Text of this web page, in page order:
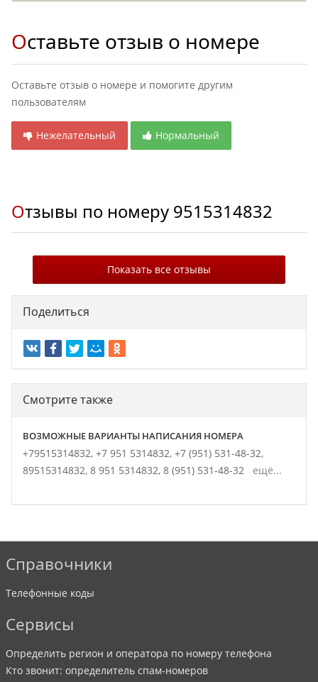
Оставьте отзыв о номере
Оставьте отзыв о номере и помогите другим
пользователям
Нежелательный Нормальный
Отзывы по номеру 9515314832
Показать все отзывы
Поделиться
Смотрите также
ВОЗМОЖНЫЕ ВАРИАНТЫ НАПИСАНИЯ НОМЕРА
+79515314832, +7 951 5314832, +7 (951) 531-48-32,
89515314832, 8 951 5314832, 8 (951) 531-48-32 ещё...
Справочники
Телефонные коды
Сервисы
Определить регион и оператора по номеру телефона
Кто звонит: определитель спам-номеров